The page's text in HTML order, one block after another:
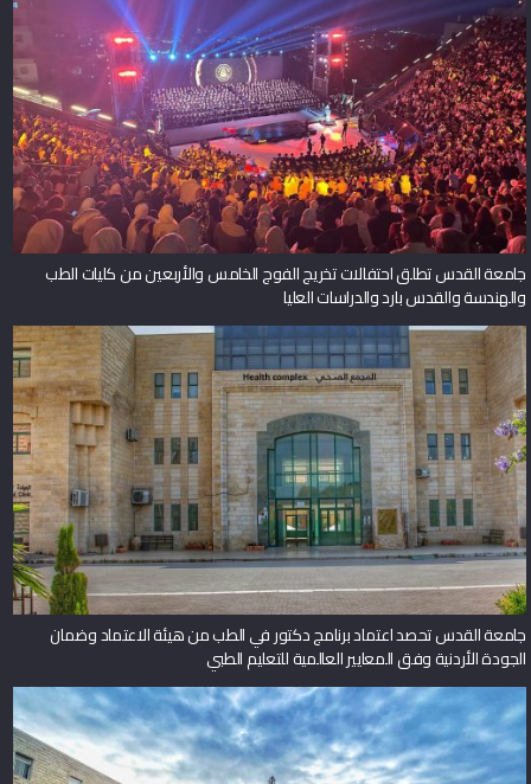
جامعة القدس تطلق احتفالات تخريج الفوج الخامس والأربعين من كليات الطب
والهندسة والقدس بارد والدراسات العليا
جامعة القدس تحصد اعتماد برنامج دكتور في الطب من هيئة الاعتماد وضمان
الجودة الأردنية وفق المعايير العالمية للتعليم الطبي